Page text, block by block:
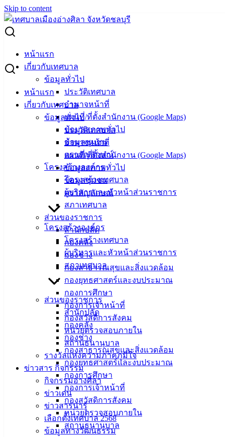
Skip to content
หน้าแรก
เกี่ยวกับเทศบาล
ข้อมูลทั่วไป
ประวัติเทศบาล
อำนาจหน้าที่
แผนที่/ที่ตั้งสำนักงาน (Google Maps)
ข้อมูลสภาพทั่วไป
ข้อมูลชุมชน
ตราสัญลักษณ์
โครงสร้างองค์กร
โครงสร้างเทศบาล
ผู้บริหารและหัวหน้าส่วนราชการ
สภาเทศบาล
ส่วนของราชการ
สำนักปลัด
กองคลัง
กองช่าง
กองสาธารณสุขและสิ่งแวดล้อม
กองยุทธศาสตร์และงบประมาณ
กองการศึกษา
กองการเจ้าหน้าที่
กองสวัสดิการสังคม
หน่วยตรวจสอบภายใน
สถานธนานุบาล
รางวัลแห่งความภาคภูมิใจ
ข่าวสาร กิจกรรม
กิจกรรมอ่างศิลา
ข่าวเด่น
ข่าวสารน่ารู้
เลือกตั้งเทศบาล 2568
ข้อมูลทางวัฒนธรรม
หน้าแรก
เกี่ยวกับเทศบาล
ข้อมูลทั่วไป
ประวัติเทศบาล
อำนาจหน้าที่
แผนที่/ที่ตั้งสำนักงาน (Google Maps)
ข้อมูลสภาพทั่วไป
ข้อมูลชุมชน
ตราสัญลักษณ์
โครงสร้างองค์กร
โครงสร้างเทศบาล
ผู้บริหารและหัวหน้าส่วนราชการ
สภาเทศบาล
ส่วนของราชการ
สำนักปลัด
กองคลัง
กองช่าง
กองสาธารณสุขและสิ่งแวดล้อม
กองยุทธศาสตร์และงบประมาณ
กองการศึกษา
กองการเจ้าหน้าที่
กองสวัสดิการสังคม
หน่วยตรวจสอบภายใน
สถานธนานุบาล
Search for:
เทศบาลตำบลเสม็ดรับสมัครบุคคลทั่วไปเพื่อสรรหาและ
เลือกสรรเป็นพนักงานจ้าง
เทศบาลตำบลเสม็ดรับสมัครบุคคลทั่วไป
เพื่อสรรหาและเลือกสรรเป็นพนักงานจ้าง
พฤศจิกายน 13, 2024 พฤศจิกายน 15, 2024